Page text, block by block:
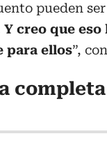
pueden
Y creo que eso
para ellos”,